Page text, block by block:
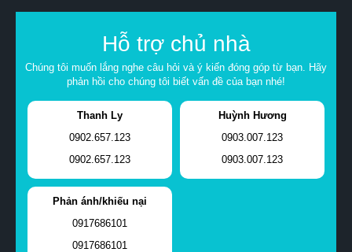
Hỗ trợ chủ nhà
Chúng tôi muốn lắng nghe câu hỏi và ý kiến đóng góp từ bạn. Hãy
phản hồi cho chúng tôi biết vấn đề của bạn nhé!
Thanh Ly
0902.657.123
0902.657.123
Huỳnh Hương
0903.007.123
0903.007.123
Phản ánh/khiếu nại
0917686101
0917686101